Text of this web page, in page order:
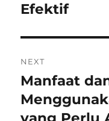
Efektif
NEXT
Next
post:
Manfaat